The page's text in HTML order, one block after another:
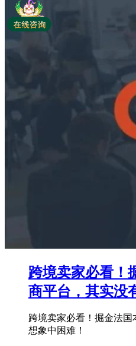
跨境卖家必看！
商平台，其实没
跨境卖家必看！掘金法
想象中困难！